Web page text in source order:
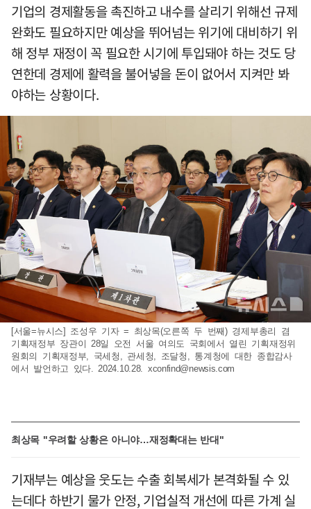
기업의 경제활동을 촉진하고 내수를 살리기 위해선 규제
완화도 필요하지만 예상을 뛰어넘는 위기에 대비하기 위
해 정부 재정이 꼭 필요한 시기에 투입돼야 하는 것도 당
연한데 경제에 활력을 불어넣을 돈이 없어서 지켜만 봐
야하는 상황이다.
[서울=뉴시스] 조성우 기자 = 최상목(오른쪽 두 번째) 경제부총리 겸
기획재정부 장관이 28일 오전 서울 여의도 국회에서 열린 기획재정위
원회의 기획재정부, 국세청, 관세청, 조달청, 통계청에 대한 종합감사
에서 발언하고 있다. 2024.10.28. xconfind@newsis.com
최상목 "우려할 상황은 아니야…재정확대는 반대"
기재부는 예상을 웃도는 수출 회복세가 본격화될 수 있
는데다 하반기 물가 안정, 기업실적 개선에 따른 가계 실